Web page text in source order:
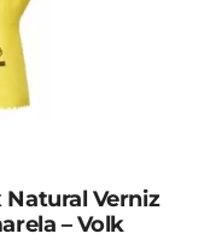
Natural Verniz
– Volk